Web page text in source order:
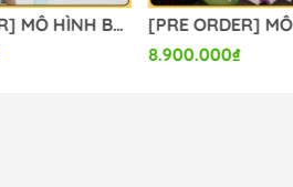
[PRE ORDER] MÔ HÌNH Bunny Suit Planning - Sophia F. Shirring - 1/6 - Sister Ver., Bright Edition (Magi Arts) FIGURE CHÍNH HÃNG
8.900.000₫